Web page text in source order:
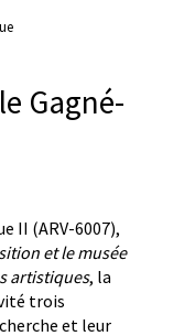
Gagné-
II (ARV-6007),
et le musée
artistiques, la
trois
et leur